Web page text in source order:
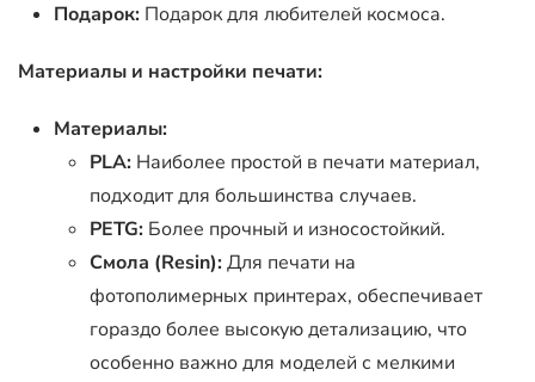
Подарок: Подарок для любителей космоса.
Материалы и настройки печати:
Материалы:
PLA: Наиболее простой в печати материал,
подходит для большинства случаев.
PETG: Более прочный и износостойкий.
Смола (Resin):Для печати на
фотополимерных принтерах, обеспечивает
гораздо более высокую детализацию, что
особенно важно для моделей с мелкими